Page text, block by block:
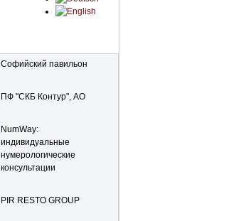
Софийский павильон
ПФ "СКБ Контур", АО
NumWay:
индивидуальные
нумерологические
консультации
PIR RESTO GROUP